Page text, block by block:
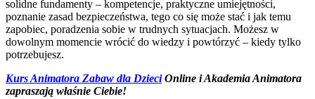
solidne fundamenty – kompetencje, praktyczne umiejętności,
poznanie zasad bezpieczeństwa, tego co się może stać i jak temu
zapobiec, poradzenia sobie w trudnych sytuacjach. Możesz w
dowolnym momencie wrócić do wiedzy i powtórzyć – kiedy tylko
potrzebujesz.
Kurs Animatora Zabaw dla DzieciOnline i Akademia Animatora
zapraszają właśnie Ciebie!